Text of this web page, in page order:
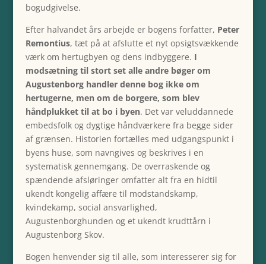
bogudgivelse.
Efter halvandet års arbejde er bogens forfatter, Peter
Remontius, tæt på at afslutte et nyt opsigtsvækkende
værk om hertugbyen og dens indbyggere. I
modsætning til stort set alle andre bøger om
Augustenborg handler denne bog ikke om
hertugerne, men om de borgere, som blev
håndplukket til at bo i byen. Det var veluddannede
embedsfolk og dygtige håndværkere fra begge sider
af grænsen. Historien fortælles med udgangspunkt i
byens huse, som navngives og beskrives i en
systematisk gennemgang. De overraskende og
spændende afsløringer omfatter alt fra en hidtil
ukendt kongelig affære til modstandskamp,
kvindekamp, social ansvarlighed,
Augustenborghunden og et ukendt krudttårn i
Augustenborg Skov.
Bogen henvender sig til alle, som interesserer sig for